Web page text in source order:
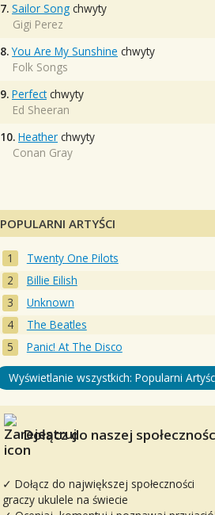
7. Sailor Song chwyty
Gigi Perez
8. You Are My Sunshine chwyty
Folk Songs
9. Perfectchwyty
Ed Sheeran
10. Heather chwyty
Conan Gray
POPULARNI ARTYŚCI
Twenty One Pilots
Billie Eilish
Unknown
The Beatles
Panic! At The Disco
Wyświetlanie wszystkich: Popularni
Dołącz do naszej
✓ Dołącz do największej społeczności
graczy ukulele na świecie